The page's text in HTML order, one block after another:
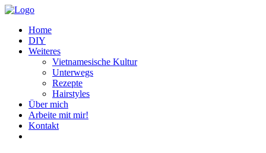
Home
DIY
Weiteres
Vietnamesische Kultur
Unterwegs
Rezepte
Hairstyles
Über mich
Arbeite mit mir!
Kontakt